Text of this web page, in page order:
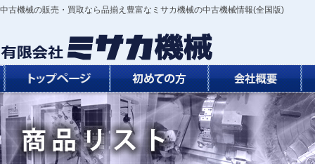
中古機械の販売・買取なら品揃え豊富なミサカ機械の中古機械情報(全国版)